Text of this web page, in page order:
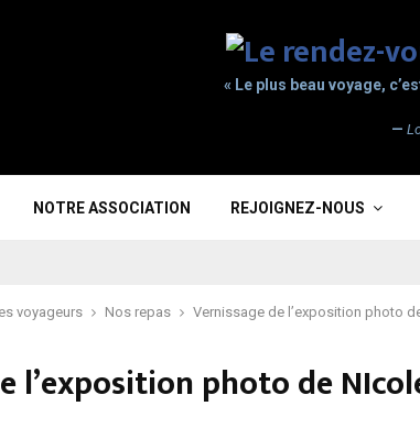
« Le plus beau voyage,
—
NOTRE ASSOCIATION REJOIGNEZ-NOUS
voyageurs Nos repas Vernissage de l’exposition photo
l’exposition photo de